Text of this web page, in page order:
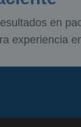
en
experiencia